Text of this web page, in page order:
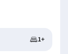
1+